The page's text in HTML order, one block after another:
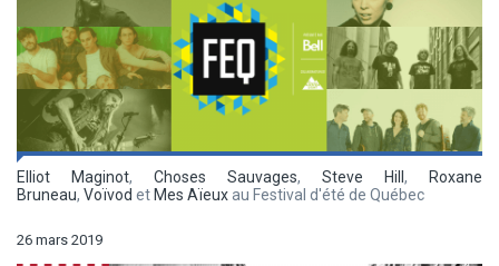
Elliot Maginot, Choses Sauvages, Steve Hill ,
Roxane
Bruneau, Voïvod et Mes Aïeux au Festival d'été de Québec
26 mars 2019